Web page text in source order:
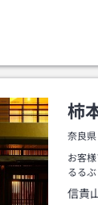
柿
奈良県
お客
るる
信貴